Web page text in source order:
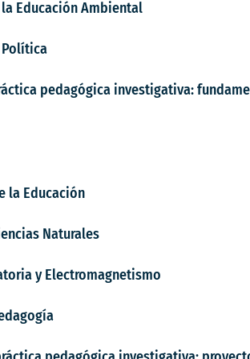
Educación Ambiental
pedagógica investigativa:
la Educación
Naturales
y Electromagnetismo